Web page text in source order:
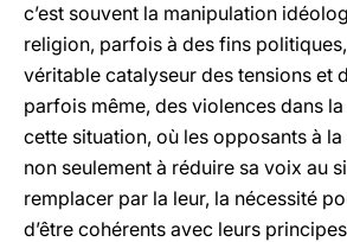
c’est souvent la manipulation
religion, parfois à des fins
véritable catalyseur des tensions et
parfois même, des violences dans la
cette situation, où les opposants à
non seulement à réduire sa voix au
remplacer par la leur, la nécessité
d’être cohérents avec leurs